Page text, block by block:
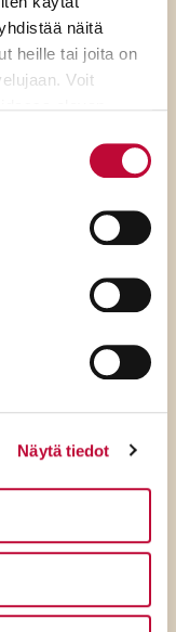
näitä
heille tai joita on
Voit
Näytä tiedot
ja